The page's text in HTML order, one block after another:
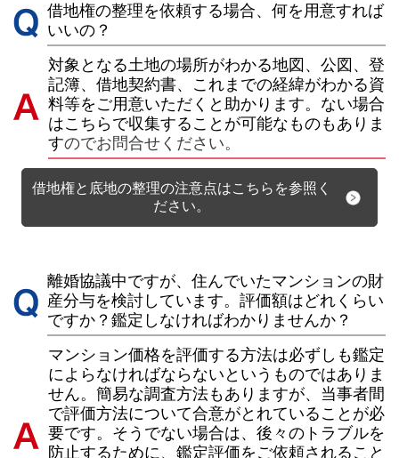
借地権の整理を依頼する場合、何を用意すれば
いいの？
対象となる土地の場所がわかる地図、公図、登
記簿、借地契約書、これまでの経緯がわかる資
料等をご用意いただくと助かります。ない場合
はこちらで収集することが可能なものもありま
すのでお問合せください。
借地権と底地の整理の注意点はこちらを参照く
ださい。
離婚協議中ですが、住んでいたマンションの財
産分与を検討しています。評価額はどれくらい
ですか？鑑定しなければわかりませんか？
マンション価格を評価する方法は必ずしも鑑定
によらなければならないというものではありま
せん。簡易な調査方法もありますが、当事者間
で評価方法について合意がとれていることが必
要です。そうでない場合は、後々のトラブルを
防止するために、鑑定評価をご依頼されること